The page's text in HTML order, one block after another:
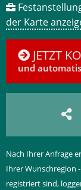
der Karte
JETZT
und
Nach Ihrer Anfrage
Ihrer Wunschregion
registriert sind,